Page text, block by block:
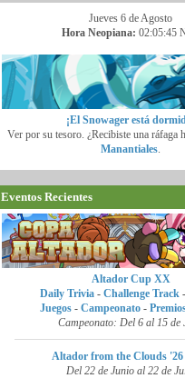
Jueves 6 de Agosto
Hora Neopiana: 02:05:47
¡El Snowager está
Ver por su tesoro. ¿Recibiste una ráfaga
Manantiales.
Eventos Recientes
Altador Cup XX
Daily Trivia -Challenge Track
Juegos- Campeonato-
Campeonato: Del 6 al 15 de
Altador from the Clouds
Del 22 de Junio al 22 de